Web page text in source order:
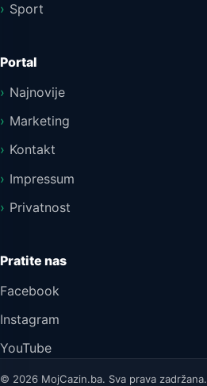
Sport
Portal
Najnovije
Marketing
Kontakt
Impressum
Privatnost
Pratite nas
Facebook
Instagram
YouTube
© 2026 MojCazin.ba. Sva prava zadržana.